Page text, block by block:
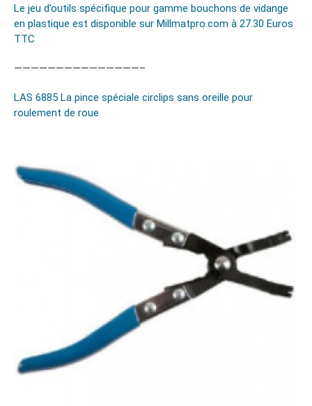
Le jeu d’outils spécifique pour gamme bouchons de vidange
en plastique est disponible sur Millmatpro.com à 27.30 Euros
TTC
———————————————–
LAS 6885 La pince spéciale circlips sans oreille pour
roulement de roue